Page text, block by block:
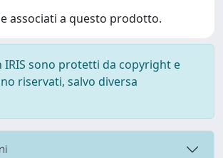
associati a questo prodotto.
IRIS sono protetti da copyright e
riservati, salvo diversa